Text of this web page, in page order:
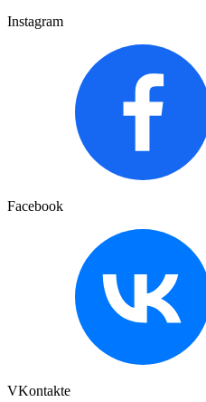
Instagram
Facebook
VKontakte